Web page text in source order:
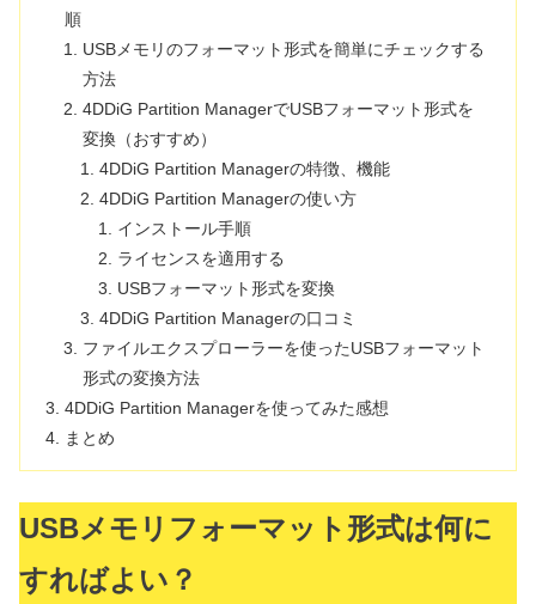
順
USBメモリのフォーマット形式を簡単にチェックする
方法
4DDiG Partition ManagerでUSBフォーマット形式を
変換（おすすめ）
4DDiG Partition Managerの特徴、機能
4DDiG Partition Managerの使い方
インストール手順
ライセンスを適用する
USBフォーマット形式を変換
4DDiG Partition Managerの口コミ
ファイルエクスプローラーを使ったUSBフォーマット
形式の変換方法
4DDiG Partition Managerを使ってみた感想
まとめ
USBメモリフォーマット形式は何に
すればよい？